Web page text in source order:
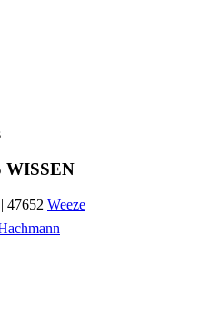
WISSEN
47652 Weeze